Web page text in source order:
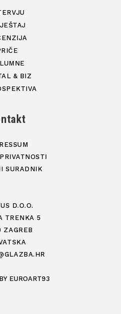
& BIZ
SURADNIK
D.O.O.
TRENKA 5
ZAGREB
EUROART93